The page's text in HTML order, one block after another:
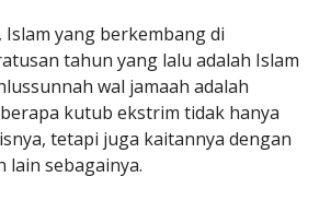
yang berkembang di
tahun yang lalu adalah Islam
wal jamaah adalah
kutub ekstrim tidak hanya
tetapi juga kaitannya dengan
lain sebagainya.